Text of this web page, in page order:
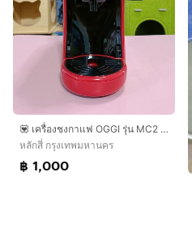
💟 เครื่องชงกาแฟ OGGI รุ่น MC2 PLUS (4in1) ชงได้ทุกแบบ
หลักสี่ กรุงเทพมหานคร
฿ 1,000